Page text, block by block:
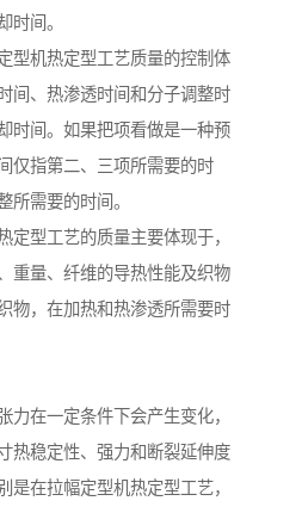
时间。
型机热定型工艺质量的控制体
间、热渗透时间和分子调整时
时间。如果把项看做是一种预
仅指第二、三项所需要的时
所需要的时间。
定型工艺的质量主要体现于，
重量、纤维的导热性能及织物
物，在加热和热渗透所需要时
力在一定条件下会产生变化，
热稳定性、强力和断裂延伸度
是在拉幅定型机热定型工艺，